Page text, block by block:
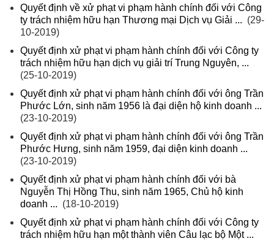
Quyết định về xử phạt vi phạm hành chính đối với Công
ty trách nhiệm hữu hạn Thương mại Dịch vụ Giải ... (29-
10-2019)
Quyết định xử phạt vi phạm hành chính đối với Công ty
trách nhiệm hữu hạn dịch vụ giải trí Trung Nguyên, ...
(25-10-2019)
Quyết định xử phạt vi phạm hành chính đối với ông Trần
Phước Lớn, sinh năm 1956 là đại diện hộ kinh doanh ...
(23-10-2019)
Quyết định xử phạt vi phạm hành chính đối với ông Trần
Phước Hưng, sinh năm 1959, đại diện kinh doanh ...
(23-10-2019)
Quyết định xử phạt vi phạm hành chính đối với bà
Nguyễn Thị Hồng Thu, sinh năm 1965, Chủ hộ kinh
doanh ... (18-10-2019)
Quyết định xử phạt vi phạm hành chính đối với Công ty
trách nhiệm hữu hạn một thành viên Câu lạc bộ Một ...